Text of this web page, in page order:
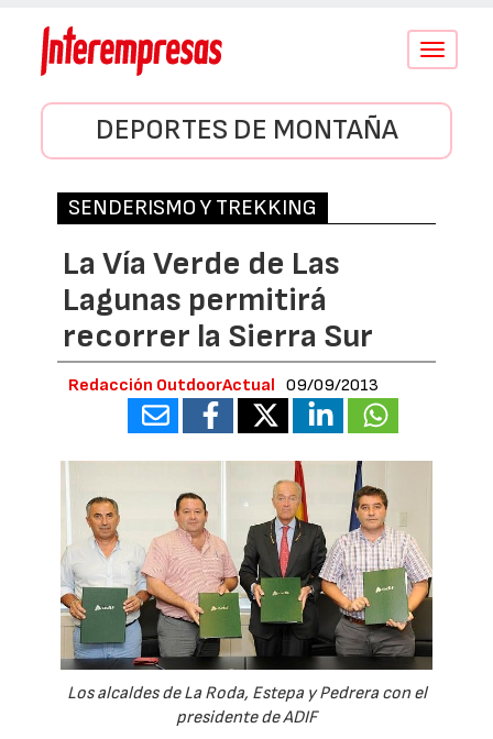
Conmutar
DEPORTES DE MONTAÑA
SENDERISMO Y TREKKING
La Vía Verde de Las
Lagunas permitirá
recorrer la Sierra Sur
Redacción OutdoorActual 09/09/2013
Los alcaldes de La Roda, Estepa y Pedrera con el
presidente de ADIF